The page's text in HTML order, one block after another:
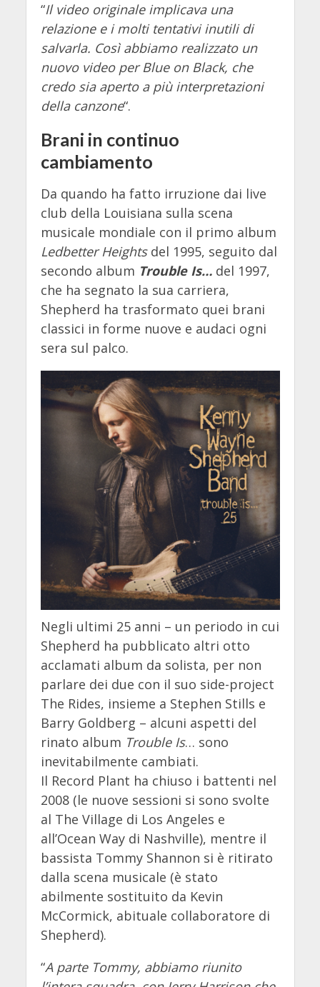
“Il video originale implicava una
relazione e i molti tentativi inutili di
salvarla. Così abbiamo realizzato un
nuovo video per Blue on Black, che
credo sia aperto a più interpretazioni
della canzone“.
Brani in continuo
cambiamento
Da quando ha fatto irruzione dai live
club della Louisiana sulla scena
musicale mondiale con il primo album
Ledbetter Heightsdel 1995, seguito dal
secondo album Trouble Is…del 1997,
che ha segnato la sua carriera,
Shepherd ha trasformato quei brani
classici in forme nuove e audaci ogni
sera sul palco.
Negli ultimi 25 anni – un periodo in cui
Shepherd ha pubblicato altri otto
acclamati album da solista, per non
parlare dei due con il suo side-project
The Rides, insieme a Stephen Stills e
Barry Goldberg – alcuni aspetti del
rinato album Trouble Is… sono
inevitabilmente cambiati.
Il Record Plant ha chiuso i battenti nel
2008 (le nuove sessioni si sono svolte
al The Village di Los Angeles e
all’Ocean Way di Nashville), mentre il
bassista Tommy Shannon si è ritirato
dalla scena musicale (è stato
abilmente sostituito da Kevin
McCormick, abituale collaboratore di
Shepherd).
“A parte Tommy, abbiamo riunito